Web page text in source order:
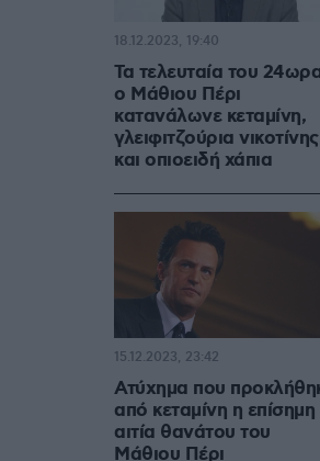
Τα τελευταία του
ο Μάθιου Πέρι
κατανάλωνε κεταμίνη,
γλειφιτζούρια νικοτίνης
και οπιοειδή χάπια
18.12.2023, 19:40
Ατύχημα που
από κεταμίνη η επίσημη
αιτία θανάτου του
Μάθιου Πέρι
15.12.2023, 23:42